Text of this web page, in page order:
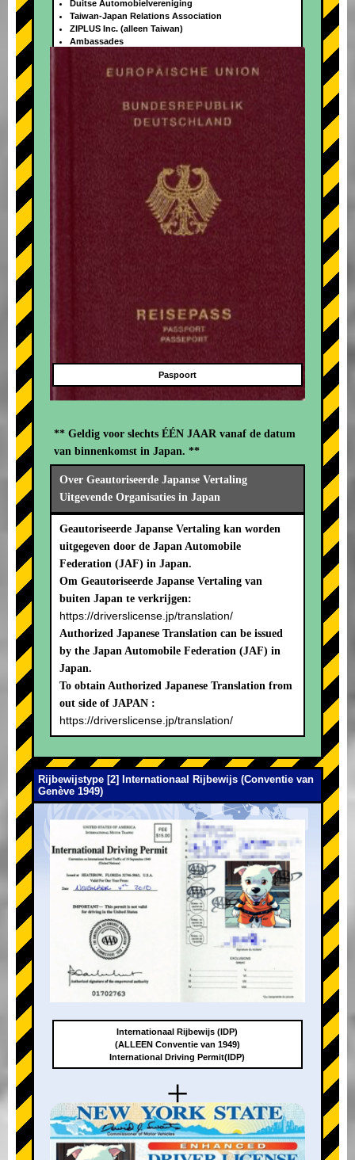
+
Duitse Automobielvereniging
Taiwan-Japan Relations Association
ZIPLUS Inc. (alleen Taiwan)
Ambassades
Paspoort
** Geldig voor slechts ÉÉN JAAR vanaf de datum
van binnenkomst in Japan. **
Over Geautoriseerde Japanse Vertaling
Uitgevende Organisaties in Japan
Geautoriseerde Japanse Vertaling kan worden
uitgegeven door de Japan Automobile
Federation (JAF) in Japan.
Om Geautoriseerde Japanse Vertaling van
buiten Japan te verkrijgen:
https://driverslicense.jp/translation/
Authorized Japanese Translation can be issued
by the Japan Automobile Federation (JAF) in
Japan.
To obtain Authorized Japanese Translation from
out side of JAPAN :
https://driverslicense.jp/translation/
Rijbewijstype [2] Internationaal Rijbewijs (Conventie van
Genève 1949)
+
Internationaal Rijbewijs (IDP)
(ALLEEN Conventie van 1949)
International Driving Permit(IDP)